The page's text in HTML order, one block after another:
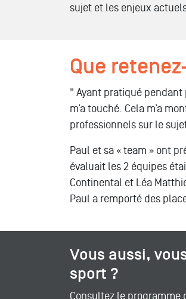
sujet et les enjeux
Que
" Ayant pratiqué
m’a touché. Cela m’a
professionnels sur le
Paul et sa « team » ont
évaluait les 2 équipes
Continental et Léa
Paul a remporté des
Vous aussi,
sport ?
Consultez le programme